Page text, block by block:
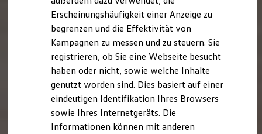
Marke und Erlebnis
Volkswagen R und R Experience
R-Modelle
R Experience
Driving Experience
Volkswagen entdecken
Werkbesichtigung
Lifestyle Shop
T-Roc Kollektion
Golf Kollektion
Erscheinungshäufigkeit einer Anzeige zu
begrenzen und die Effektivität von
Kampagnen zu messen und zu steuern. Sie
registrieren, ob Sie eine Webseite besucht
haben oder nicht, sowie welche Inhalte
genutzt worden sind. Dies basiert auf einer
eindeutigen Identifikation Ihres Browsers
sowie Ihres Internetgeräts. Die
Informationen können mit anderen